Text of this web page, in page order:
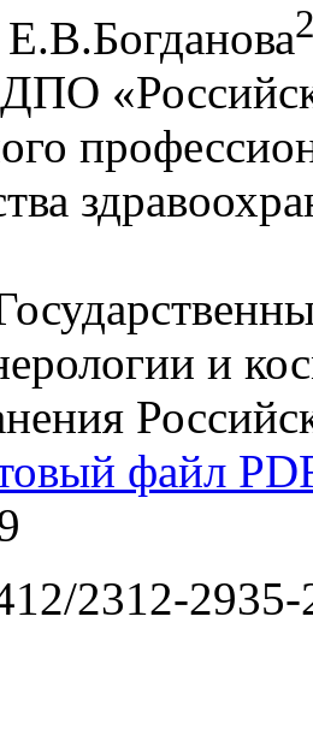
Е.В.Богданова
и
файл
2312-